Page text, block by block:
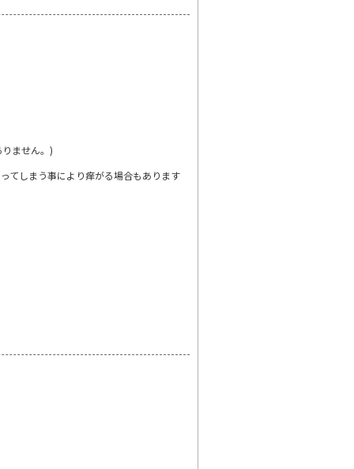
ません。)
てしまう事により痒がる場合もあります